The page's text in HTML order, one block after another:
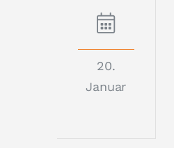
20.
Januar